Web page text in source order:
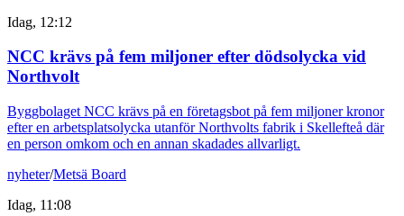
Idag, 12:12
NCC krävs på fem miljoner efter dödsolycka vid
Northvolt
Byggbolaget NCC krävs på en företagsbot på fem miljoner kronor
efter en arbetsplatsolycka utanför Northvolts fabrik i Skellefteå där
en person omkom och en annan skadades allvarligt.
nyheter/Metsä Board
Idag, 11:08